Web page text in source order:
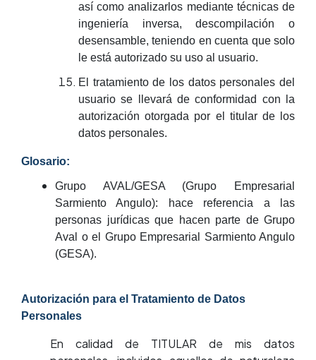
así como analizarlos mediante técnicas de
ingeniería inversa, descompilación o
desensamble, teniendo en cuenta que solo
le está autorizado su uso al usuario.
El tratamiento de los datos personales del
usuario se llevará de conformidad con la
autorización otorgada por el titular de los
datos personales.
Glosario:
Grupo AVAL/GESA (Grupo Empresarial
Sarmiento Angulo): hace referencia a las
personas jurídicas que hacen parte de Grupo
Aval o el Grupo Empresarial Sarmiento Angulo
(GESA).
Autorización para el Tratamiento de Datos
Personales
En calidad de TITULAR de mis datos